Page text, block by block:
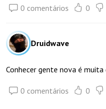
0 comentários 0
Druidwave
Conhecer gente nova é muita
0 comentários 0